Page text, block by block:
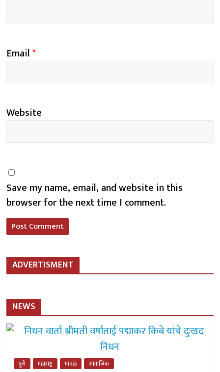
Email*
Website
Save my name, email, and website in this
browser for the next time I comment.
ADVERTISMENT
NEWS
पुणे महाराष्ट्र मावळ सामाजिक